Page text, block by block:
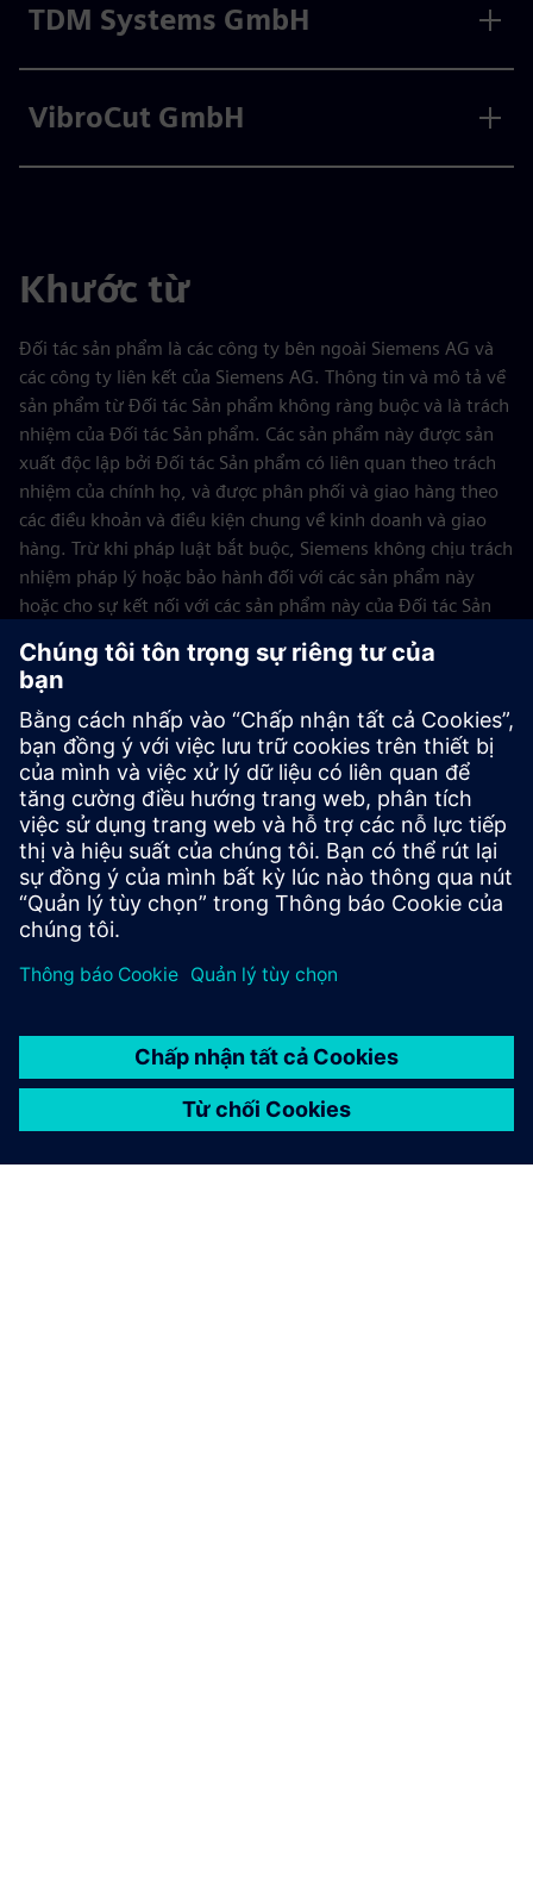
TDM Systems GmbH
VibroCut GmbH
Khước từ
Đối tác sản phẩm là các công ty bên ngoài Siemens AG và
các công ty liên kết của Siemens AG. Thông tin và mô tả về
sản phẩm từ Đối tác Sản phẩm không ràng buộc và là trách
nhiệm của Đối tác Sản phẩm. Các sản phẩm này được sản
xuất độc lập bởi Đối tác Sản phẩm có liên quan theo trách
nhiệm của chính họ, và được phân phối và giao hàng theo
các điều khoản và điều kiện chung về kinh doanh và giao
hàng. Trừ khi pháp luật bắt buộc, Siemens không chịu trách
nhiệm pháp lý hoặc bảo hành đối với các sản phẩm này
hoặc cho sự kết nối với các sản phẩm này của Đối tác Sản
Thông tin này và các mô tả đã được biên soạn rất cẩn thận.
Tuy nhiên, Siemens không thể kiểm tra tính đầy đủ, chính
xác và cập nhật của dữ liệu do Đối tác Sản phẩm cung cấp.
Do đó, không thể loại trừ khả năng các mục thông tin riêng
lẻ có thể không chính xác, không đầy đủ hoặc không cập
nhật. Trừ khi pháp luật bắt buộc, Siemens không chịu trách
nhiệm pháp lý về khả năng sử dụng dữ liệu hoặc sản phẩm
cho người dùng.